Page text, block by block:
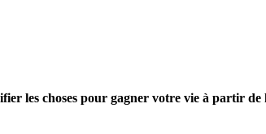
les choses pour gagner votre vie à partir